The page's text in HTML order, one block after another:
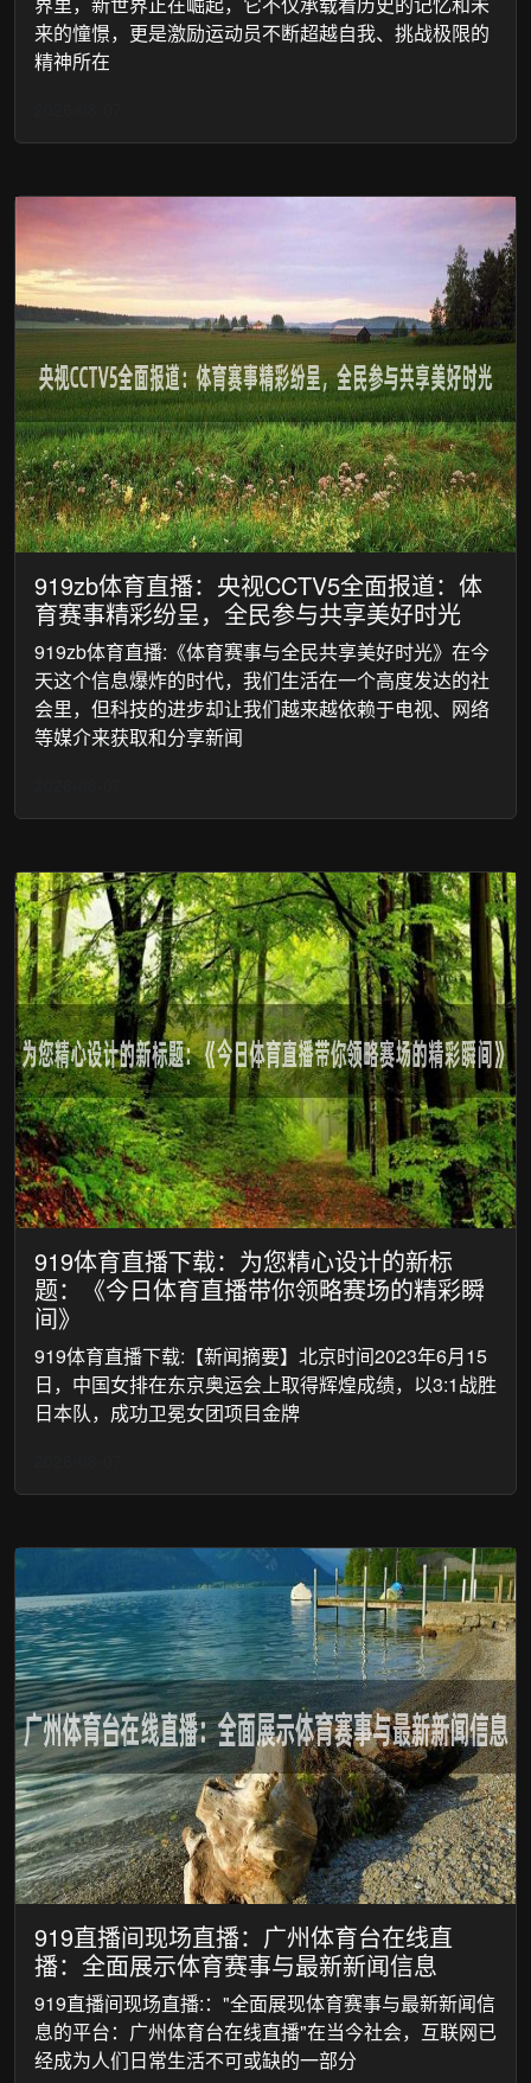
来的憧憬，更是激励运动员不断超越自我、挑战极限的
精神所在
919zb体育直播：央视CCTV5全面报道：体
育赛事精彩纷呈，全民参与共享美好时光
919zb体育直播:《体育赛事与全民共享美好时光》在今
天这个信息爆炸的时代，我们生活在一个高度发达的社
会里，但科技的进步却让我们越来越依赖于电视、网络
等媒介来获取和分享新闻
919体育直播下载：为您精心设计的新标
题：《今日体育直播带你领略赛场的精彩瞬
间》
919体育直播下载:【新闻摘要】北京时间2023年6月15
日，中国女排在东京奥运会上取得辉煌成绩，以3:1战胜
日本队，成功卫冕女团项目金牌
919直播间现场直播：广州体育台在线直
播：全面展示体育赛事与最新新闻信息
919直播间现场直播:："全面展现体育赛事与最新新闻信
息的平台：广州体育台在线直播"在当今社会，互联网已
经成为人们日常生活不可或缺的一部分